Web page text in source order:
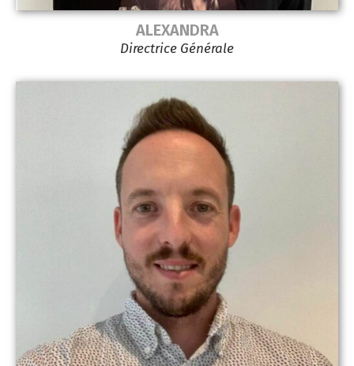
ALEXANDRA
Directrice Générale